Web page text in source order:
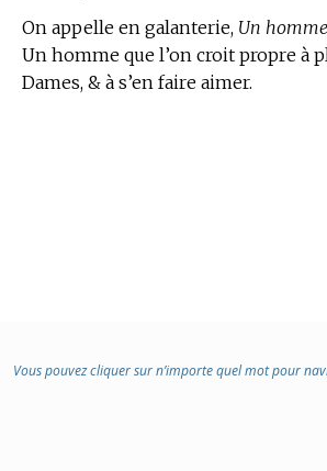
On appelle en galanterie, Un
Un homme que l’on croit propre à
Dames, & à s’en faire aimer.
Vous pouvez cliquer sur n’importe quel mot pour